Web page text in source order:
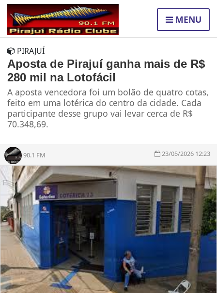
MENU
PIRAJUÍ
Aposta de Pirajuí ganha mais de R$
280 mil na Lotofácil
A aposta vencedora foi um bolão de quatro cotas,
feito em uma lotérica do centro da cidade. Cada
participante desse grupo vai levar cerca de R$
70.348,69.
90.1 FM 23/05/2026 12:23